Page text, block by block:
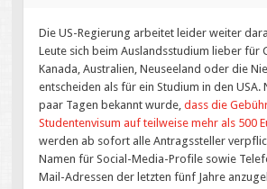
Die US-Regierung arbeitet leider weiter
Leute sich beim Auslandsstudium lieber für
Kanada, Australien, Neuseeland oder die
entscheiden als für ein Studium in den USA.
paar Tagen bekannt wurde,dass die
Studentenvisum auf teilweise mehr als 500
werden ab sofort alle Antragssteller
Namen für Social-Media-Profile sowie
Mail-Adressen der letzten fünf Jahre